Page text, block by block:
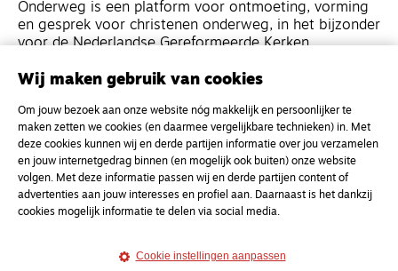
Onderweg is een platform voor ontmoeting, vorming
en gesprek voor christenen onderweg, in het bijzonder
voor de Nederlandse Gereformeerde Kerken.
Magazine
Onderweg
Kvk-nummer 33277063
NL46 INGB 0117 5827 86
info@onderwegonline.nl
Wij maken gebruik van cookies
Om jouw bezoek aan onze website nóg makkelijk en persoonlijker te
maken zetten we cookies (en daarmee vergelijkbare technieken) in. Met
deze cookies kunnen wij en derde partijen informatie over jou verzamelen
en jouw internetgedrag binnen (en mogelijk ook buiten) onze website
volgen. Met deze informatie passen wij en derde partijen content of
advertenties aan jouw interesses en profiel aan. Daarnaast is het dankzij
cookies mogelijk informatie te delen via social media.
Cookie instellingen aanpassen